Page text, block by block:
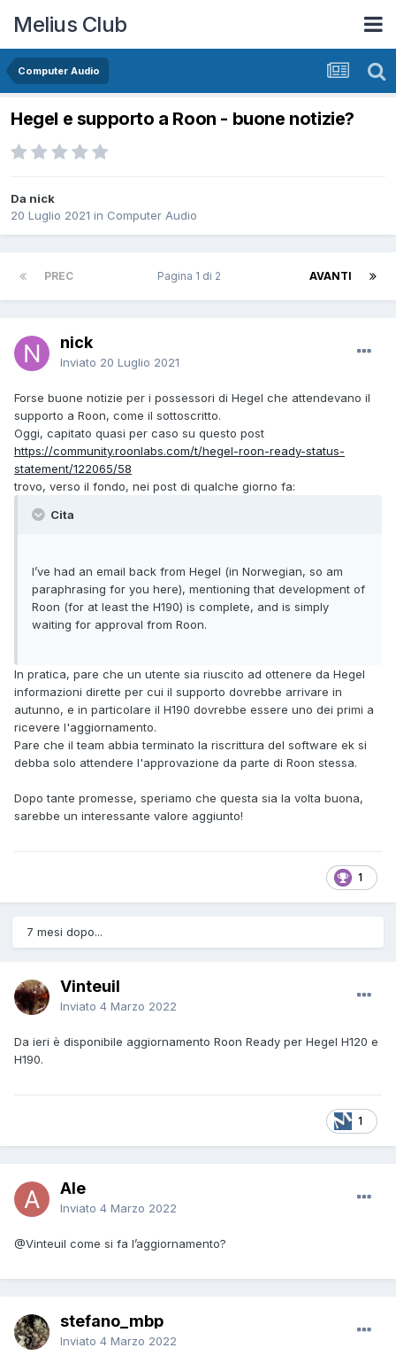
Melius Club
Computer Audio
Hegel e supporto a Roon - buone notizie?
Da nick
20 Luglio 2021 in Computer Audio
PREC AVANTI
Pagina 1 di 2
nick
Inviato 20 Luglio 2021
Forse buone notizie per i possessori di Hegel che attendevano il
supporto a Roon, come il sottoscritto.
Oggi, capitato quasi per caso su questo post
https://community.roonlabs.com/t/hegel-roon-ready-status-
statement/122065/58
trovo, verso il fondo, nei post di qualche giorno fa:
Cita
I’ve had an email back from Hegel (in Norwegian, so am
paraphrasing for you here), mentioning that development of
Roon (for at least the H190) is complete, and is simply
waiting for approval from Roon.
In pratica, pare che un utente sia riuscito ad ottenere da Hegel
informazioni dirette per cui il supporto dovrebbe arrivare in
autunno, e in particolare il H190 dovrebbe essere uno dei primi a
ricevere l'aggiornamento.
Pare che il team abbia terminato la riscrittura del software ek si
debba solo attendere l'approvazione da parte di Roon stessa.
Dopo tante promesse, speriamo che questa sia la volta buona,
sarebbe un interessante valore aggiunto!
1
7 mesi dopo...
Vinteuil
Inviato 4 Marzo 2022
Da ieri è disponibile aggiornamento Roon Ready per Hegel H120 e
H190.
1
Ale
Inviato 4 Marzo 2022
@Vinteuil come si fa l’aggiornamento?
stefano_mbp
Inviato 4 Marzo 2022